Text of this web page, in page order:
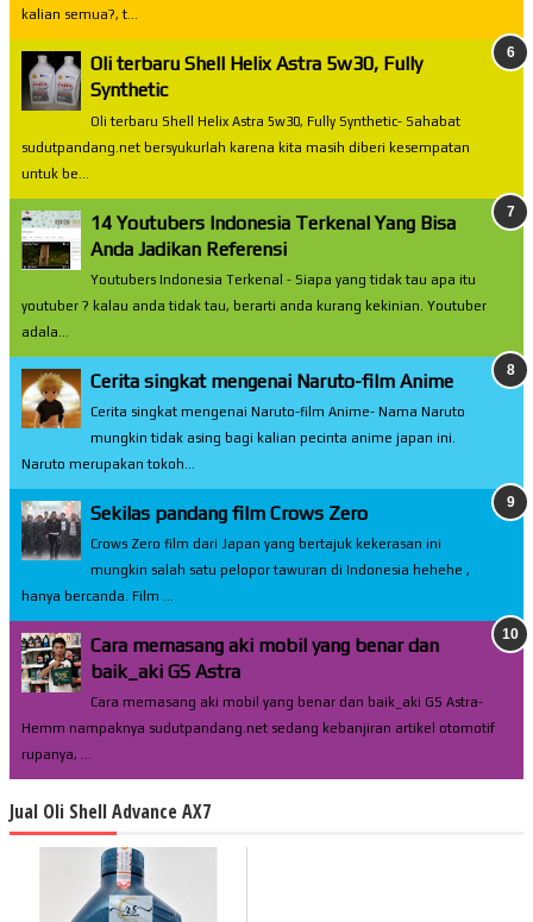
kalian semua?, t...
Oli terbaru Shell Helix Astra 5w30, Fully
Synthetic
Oli terbaru Shell Helix Astra 5w30, Fully Synthetic- Sahabat
sudutpandang.net bersyukurlah karena kita masih diberi kesempatan
untuk be...
14 Youtubers Indonesia Terkenal Yang Bisa
Anda Jadikan Referensi
Youtubers Indonesia Terkenal - Siapa yang tidak tau apa itu
youtuber ? kalau anda tidak tau, berarti anda kurang kekinian. Youtuber
adala...
Cerita singkat mengenai Naruto-film Anime
Cerita singkat mengenai Naruto-film Anime- Nama Naruto
mungkin tidak asing bagi kalian pecinta anime japan ini.
Naruto merupakan tokoh...
Sekilas pandang film Crows Zero
Crows Zero film dari Japan yang bertajuk kekerasan ini
mungkin salah satu pelopor tawuran di Indonesia hehehe ,
hanya bercanda. Film ...
Cara memasang aki mobil yang benar dan
baik_aki GS Astra
Cara memasang aki mobil yang benar dan baik_aki GS Astra-
Hemm nampaknya sudutpandang.net sedang kebanjiran artikel otomotif
rupanya, ...
Jual Oli Shell Advance AX7